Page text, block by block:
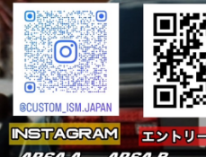
新規会員登録
ログイン